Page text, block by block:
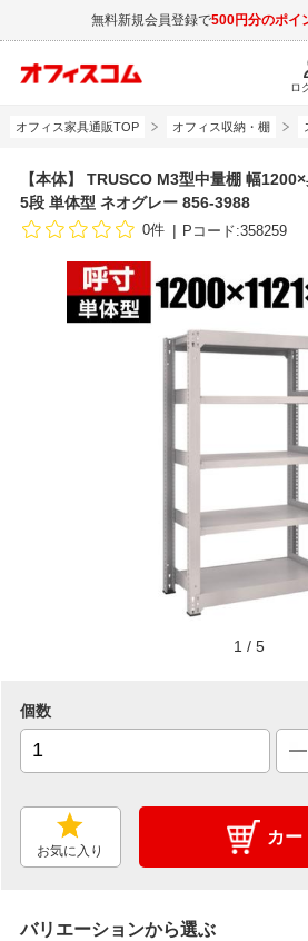
無料新規会員登録で500円分のポイ
ロ
オフィス家具通販TOP オフィス収納・棚
【本体】 TRUSCO M3型中量棚 幅
5段 単体型 ネオグレー 856-3988
0件 Pコード:358259
1 / 5
個数
お気に入り
カー
バリエーションから選ぶ